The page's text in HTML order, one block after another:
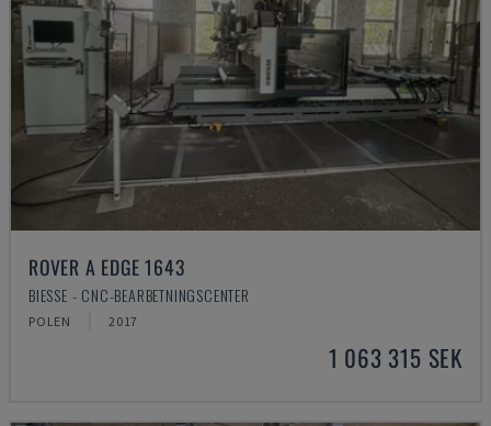
ROVER A EDGE 1643
BIESSE - CNC-BEARBETNINGSCENTER
POLEN 2017
1 063 315 SEK